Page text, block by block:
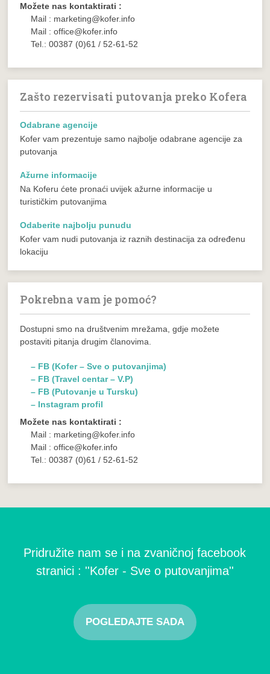
Možete nas kontaktirati :
Mail : marketing@kofer.info
Mail : office@kofer.info
Tel.: 00387 (0)61 / 52-61-52
Zašto rezervisati putovanja preko Kofera
Odabrane agencije
Kofer vam prezentuje samo najbolje odabrane agencije za
putovanja
Ažurne informacije
Na Koferu ćete pronaći uvijek ažurne informacije u
turističkim putovanjima
Odaberite najbolju punudu
Kofer vam nudi putovanja iz raznih destinacija za određenu
lokaciju
Pokrebna vam je pomoć?
Dostupni smo na društvenim mrežama, gdje možete
postaviti pitanja drugim članovima.
– FB (Kofer – Sve o putovanjima)
– FB (Travel centar – V.P)
– FB (Putovanje u Tursku)
– Instagram profil
Možete nas kontaktirati :
Mail : marketing@kofer.info
Mail : office@kofer.info
Tel.: 00387 (0)61 / 52-61-52
Pridružite nam se i na zvaničnoj facebook
stranici : ''Kofer - Sve o putovanjima''
POGLEDAJTE SADA